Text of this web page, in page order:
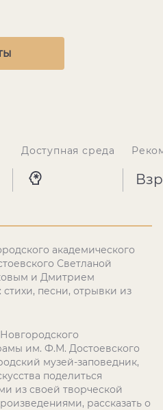
Доступная среда
академического
Светланой
и Дмитрием
песни, отрывки из
им. Ф.М. Достоевского
музей-заповедник,
поделиться
из своей творческой
рассказать о